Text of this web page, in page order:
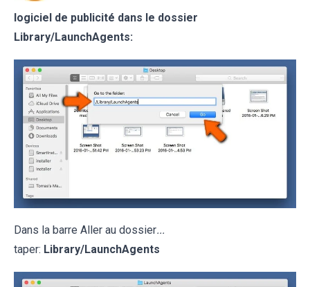
logiciel de publicité dans le dossier
Library/LaunchAgents:
Dans la barre Aller au dossier...
taper: Library/LaunchAgents